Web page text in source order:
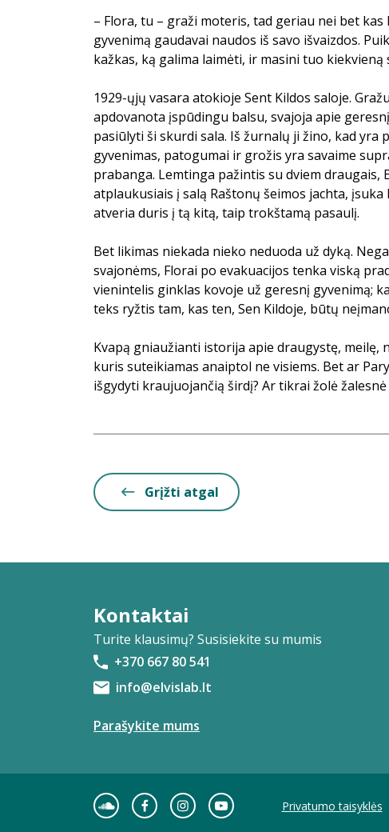
– Flora, tu – graži moteris, tad geriau nei bet
gyvenimą gaudavai naudos iš savo išvaizdos.
kažkas, ką galima laimėti, ir masini tuo kiekvieną
1929-ųjų vasara atokioje Sent Kildos saloje.
apdovanota įspūdingu balsu, svajoja apie
pasiūlyti ši skurdi sala. Iš žurnalų ji žino, kad yra
gyvenimas, patogumai ir grožis yra savaime
prabanga. Lemtinga pažintis su dviem draugais,
atplaukusiais į salą Raštonų šeimos jachta,
atveria duris į tą kitą, taip trokštamą pasaulį.
Bet likimas niekada nieko neduoda už dyką.
svajonėms, Florai po evakuacijos tenka viską
vienintelis ginklas kovoje už geresnį gyvenimą;
teks ryžtis tam, kas ten, Sen Kildoje, būtų
Kvapą gniaužianti istorija apie draugystę, meilę,
kuris suteikiamas anaiptol ne visiems. Bet ar
išgydyti kraujuojančią širdį? Ar tikrai žolė
Grįžti atgal
Kontaktai
Turite klausimų? Susisiekite su mumis
+370 667 80 541
info@elvislab.lt
Parašykite mums
Privatumo taisyklės